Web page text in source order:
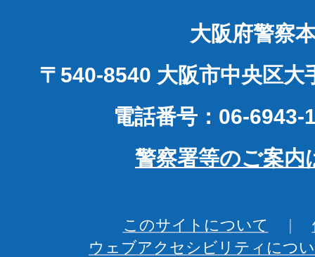
大阪府警察
〒540-8540 大阪市中央区大
電話番号：06-6943-
警察署等のご案内
このサイトについて
ウェブアクセシビリティにつ